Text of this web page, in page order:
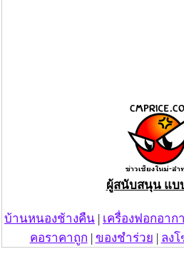
ผู้สนับสนุน แบ
บ้านหนองช้างคืน | เครื่องฟอกอาก
คอราคาถูก | ของชำร่วย | ลง